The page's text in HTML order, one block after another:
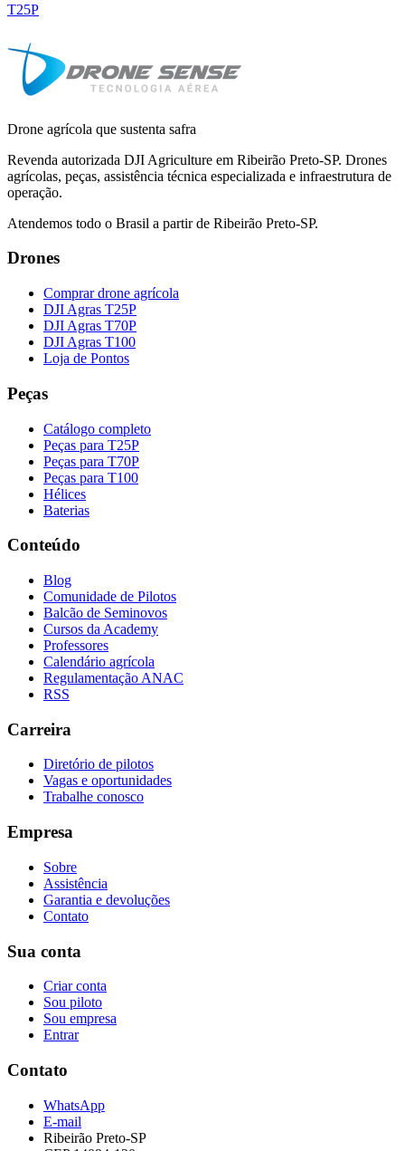
T25P
Drone agrícola que sustenta safra
Revenda autorizada DJI Agriculture em Ribeirão Preto-SP. Drones
agrícolas, peças, assistência técnica especializada e infraestrutura de
operação.
Atendemos todo o Brasil a partir de Ribeirão Preto-SP.
Drones
Comprar drone agrícola
DJI Agras T25P
DJI Agras T70P
DJI Agras T100
Loja de Pontos
Peças
Catálogo completo
Peças para T25P
Peças para T70P
Peças para T100
Hélices
Baterias
Conteúdo
Blog
Comunidade de Pilotos
Balcão de Seminovos
Cursos da Academy
Professores
Calendário agrícola
Regulamentação ANAC
RSS
Carreira
Diretório de pilotos
Vagas e oportunidades
Trabalhe conosco
Empresa
Sobre
Assistência
Garantia e devoluções
Contato
Sua conta
Criar conta
Sou piloto
Sou empresa
Entrar
Contato
WhatsApp
E-mail
Ribeirão Preto-SP